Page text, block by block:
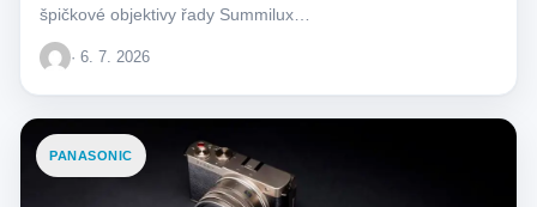
špičkové objektivy řady Summilux…
· 6. 7. 2026
PANASONIC